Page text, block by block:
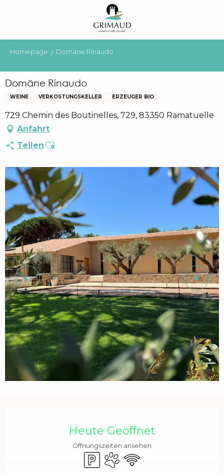
principal
Homepage Domäne Rinaudo
Domäne Rinaudo
WEINE VERKOSTUNGSKELLER ERZEUGER BIO
729 Chemin des Boutinelles, 729, 83350 Ramatuelle
Anfahrt
Teilen Ajouter aux favoris
Heute Geöffnet
Öffnungszeiten ansehen
ParkplatzTiere erlaubt
Wi-Fi